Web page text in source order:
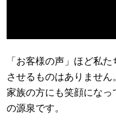
「お客様の声」ほど私
させるものはありませ
家族の方にも笑顔にな
の源泉です。